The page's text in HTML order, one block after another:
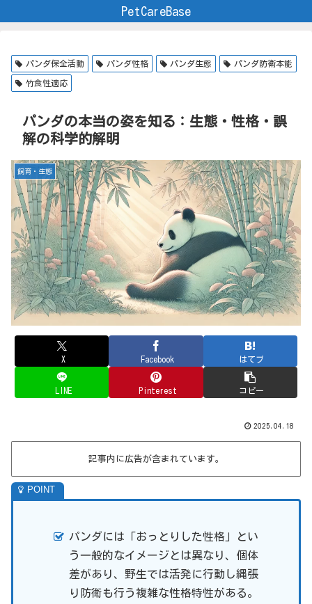
PetCareBase
パンダ保全活動 パンダ性格 パンダ生態 パンダ防衛本能
竹食性適応
パンダの本当の姿を知る：生態・性格・誤
解の科学的解明
飼育・生態
X Facebook はてブ
LINE Pinterest コピー
2025.04.18
記事内に広告が含まれています。
パンダには「おっとりした性格」とい
う一般的なイメージとは異なり、個体
差があり、野生では活発に行動し縄張
り防衛も行う複雑な性格特性がある。